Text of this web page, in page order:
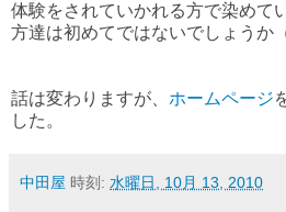
体験をされていかれる方で染めて
方達は初めてではないでしょうか
話は変わりますが、 ホームページ
した。
中田屋 時刻: 水曜日, 10月 13, 2010